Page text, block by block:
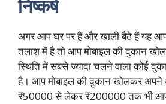
निष्कर्ष
अगर आप घर पर हैं और खाली बैठे हैं यह
तलाश में है तो आप मोबाइल की दुकान
स्थिति में सबसे ज्यादा चलने वाला कोई
है। आप मोबाइल की दुकान खोलकर अपने
₹50000 से लेकर ₹200000 तक भी